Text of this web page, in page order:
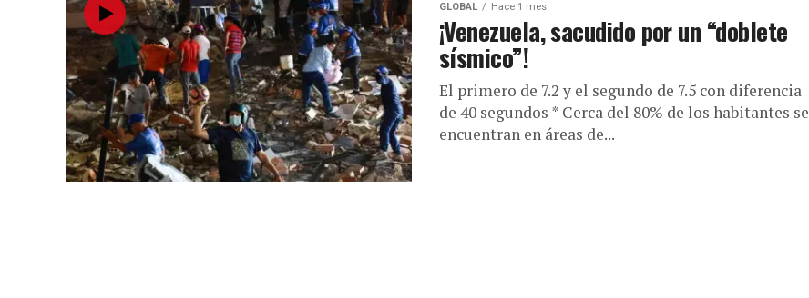
GLOBAL Hace 1 mes
¡Venezuela, sacudido por un “doblete
sísmico”!
El primero de 7.2 y el segundo de 7.5 con diferencia
de 40 segundos * Cerca del 80% de los habitantes se
encuentran en áreas de...